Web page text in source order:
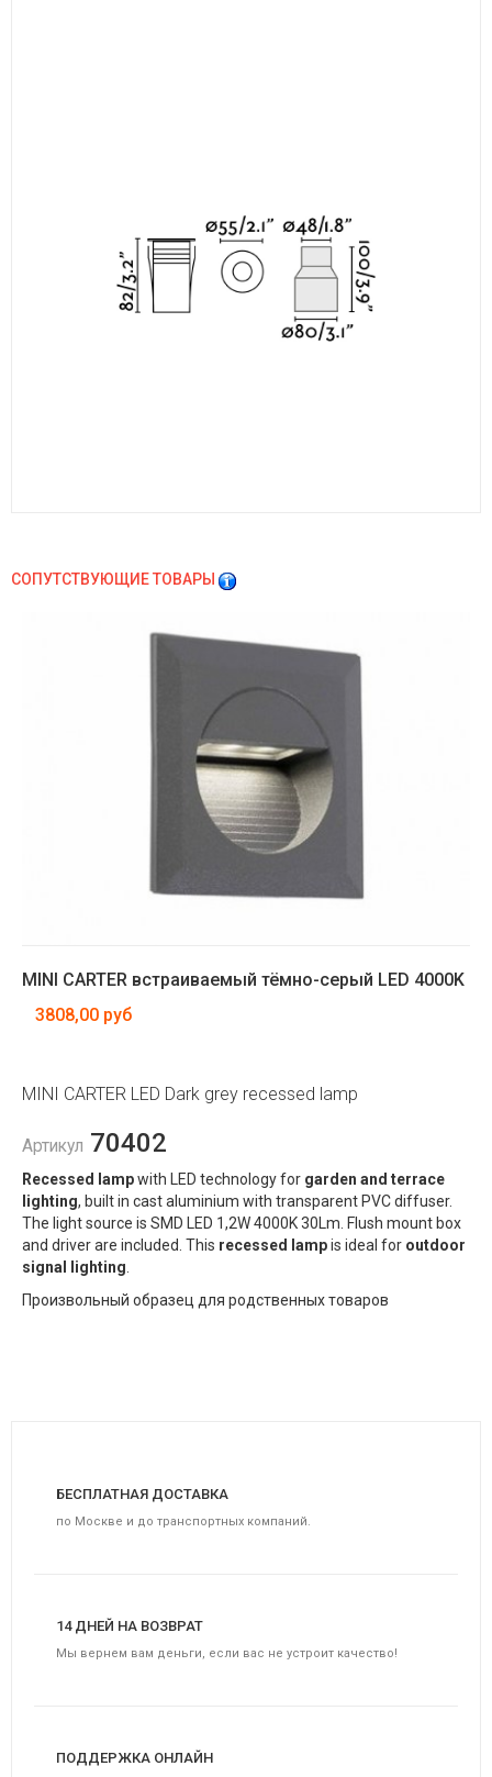
СОПУТСТВУЮЩИЕ ТОВАРЫ
MINI CARTER встраиваемый тёмно-серый LED 4000K
3808,00 руб
MINI CARTER LED Dark grey recessed lamp
Артикул 70402
Recessed lampwith LED technology for garden and terrace
lighting, built in cast aluminium with transparent PVC diffuser.
The light source is SMD LED 1,2W 4000K 30Lm. Flush mount box
and driver are included. This recessed lampis ideal for outdoor
signal lighting
Произвольный образец для родственных товаров
БЕСПЛАТНАЯ ДОСТАВКА
по Москве и до транспортных компаний.
14 ДНЕЙ НА ВОЗВРАТ
Мы вернем вам деньги, если вас не устроит качество!
ПОДДЕРЖКА ОНЛАЙН